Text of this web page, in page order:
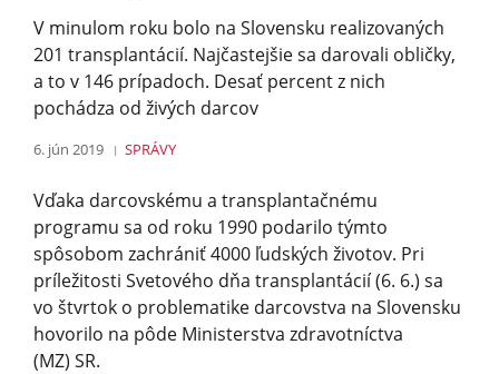
V minulom roku bolo na Slovensku realizovaných
201 transplantácií. Najčastejšie sa darovali obličky,
a to v 146 prípadoch. Desať percent z nich
pochádza od živých darcov
6. jún 2019 SPRÁVY
Vďaka darcovskému a transplantačnému
programu sa od roku 1990 podarilo týmto
spôsobom zachrániť 4000 ľudských životov. Pri
príležitosti Svetového dňa transplantácií (6. 6.) sa
vo štvrtok o problematike darcovstva na Slovensku
hovorilo na pôde Ministerstva zdravotníctva
(MZ) SR.